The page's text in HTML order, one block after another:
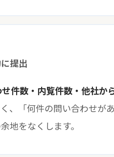
提出
件数・内覧件数・他社か
、「何件の問い合わせが
地をなくします。